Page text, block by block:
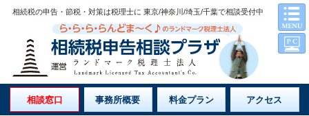
相続税の申告・節税・対策は税理士に 東京/神奈川/埼玉/千葉で相談受付中
相談窓口 事務所概要 料金プラン アクセス